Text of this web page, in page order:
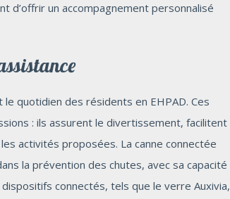
d’offrir un accompagnement personnalisé
quotidien des résidents en EHPAD. Ces
: ils assurent le divertissement, facilitent
activités proposées. La canne connectée
la prévention des chutes, avec sa capacité
connectés, tels que le verre Auxivia,